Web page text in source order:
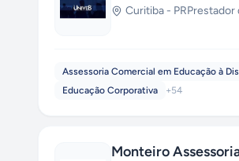
Curitiba - PRPrestador
Assessoria Comercial em Educação à
Educação Corporativa
+54
Monteiro